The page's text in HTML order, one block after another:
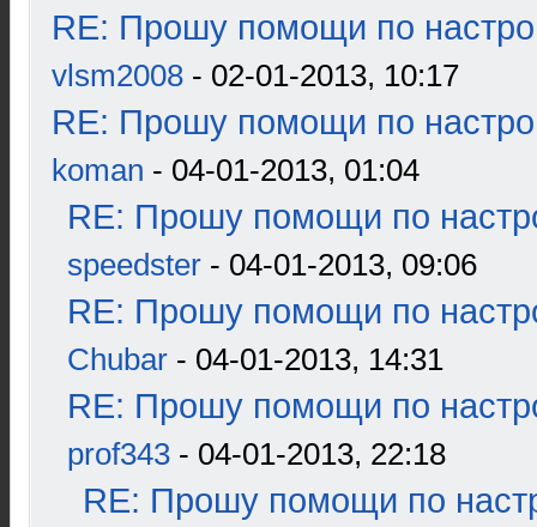
RE: Прошу помощи по
vlsm2008 - 02-01-2013, 10:17
RE: Прошу помощи по
koman - 04-01-2013, 01:04
RE: Прошу помощи по
speedster - 04-01-2013, 09:06
RE: Прошу помощи по
Chubar - 04-01-2013, 14:31
RE: Прошу помощи по
prof343 - 04-01-2013, 22:18
RE: Прошу помощи по